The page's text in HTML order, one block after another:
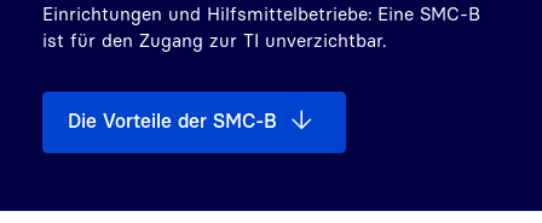
Einrichtungen und Hilfsmittelbetriebe: Eine SMC-B
ist für den Zugang zur TI unverzichtbar.
Die Vorteile der SMC-B